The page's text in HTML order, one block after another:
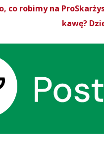
co robimy na
kawę?